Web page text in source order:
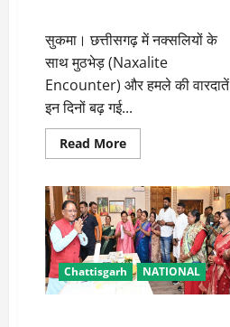
सुकमा। छत्तीसगढ़ में नक्सलियों के
साथ मुठभेड़ (Naxalite
Encounter) और हमले की वारदातें
इन दिनों बढ़ गई...
Read MoreRead
more
जवानों
के
साथ
मुठभेड़
में
एक
नक्सली
ढेर,
हथियार
Chattisgarh NATIONAL